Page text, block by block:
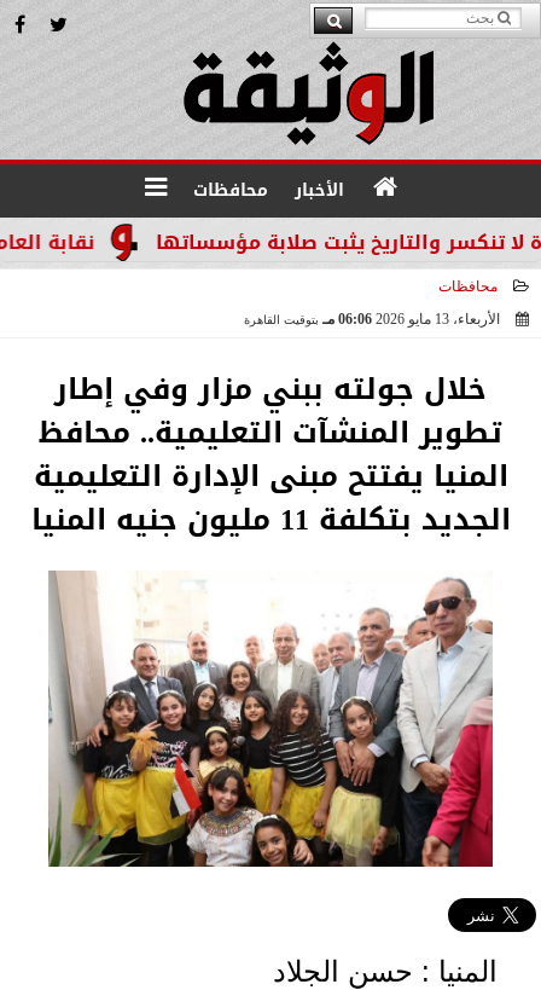
الأخبار محافظات
نقابة العاملين والتاريخ يثبت صلابة مؤسساتها
محافظات
الأربعاء، 13 مايو 2026
06:06 مـ بتوقيت القاهرة
خلال جولته ببني مزار وفي إطار
تطوير المنشآت التعليمية.. محافظ
المنيا يفتتح مبنى الإدارة التعليمية
الجديد بتكلفة 11 مليون جنيه المنيا
المنيا : حسن الجلاد